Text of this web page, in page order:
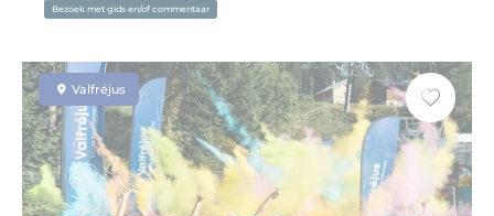
Bezoek met gids en/of commentaar
Valfréjus